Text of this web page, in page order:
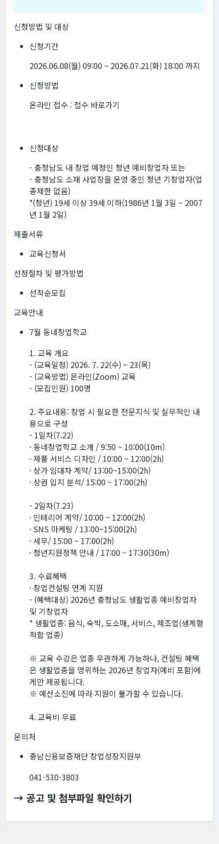
신청방법 및 대상
신청기간
2026.06.08(월) 09:00 ~ 2026.07.21(화) 18:00 까지
신청방법
온라인 접수 : 접수 바로가기
신청대상
- 충청남도 내 창업 예정인 청년 예비창업자 또는
- 충청남도 소재 사업장을 운영 중인 청년 기창업자(업
종제한 없음)
*(청년) 19세 이상 39세 이하(1986년 1월 3일 ~ 2007
년 1월 2일)
제출서류
교육신청서
선정절차 및 평가방법
선착순모집
교육안내
7월 동네창업학교
1. 교육 개요
- (교육일정) 2026. 7. 22(수) ~ 23(목)
- (교육방법) 온라인(Zoom) 교육
- (모집인원) 100명
2. 주요내용: 창업 시 필요한 전문지식 및 실무적인 내
용으로 구성
- 1일차(7.22)
· 동네창업학교 소개 / 9:50 ~ 10:00(10m)
· 제품 서비스 디자인 / 10:00 ~ 12:00(2h)
· 상가 임대차 계약/ 13:00~15:00(2h)
· 상권 입지 분석/ 15:00 ~ 17:00(2h)
- 2일차(7.23)
· 인테리어 계약/ 10:00 ~ 12:00(2h)
· SNS 마케팅 / 13:00~15:00(2h)
· 세무/ 15:00 ~ 17:00(2h)
· 청년지원정책 안내 / 17:00 ~ 17:30(30m)
3. 수료혜택
· 창업컨설팅 연계 지원
- (혜택대상) 2026년 충청남도 생활업종 예비창업자
및 기창업자
* 생활업종: 음식, 숙박, 도소매, 서비스, 제조업(생계형
적합 업종)
※ 교육 수강은 업종 무관하게 가능하나, 컨설팅 혜택
은 생활업종을 영위하는 2026년 창업자(예비 포함)에
게만 제공됩니다.
※ 예산소진에 따라 지원이 불가할 수 있습니다.
4. 교육비 무료
문의처
충남신용보증재단 창업성장지원부
041-530-3803
→ 공고 및 첨부파일 확인하기